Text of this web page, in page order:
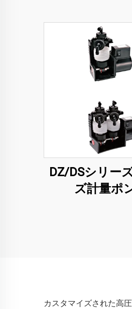
DZ/DSシリー
ズ計量ポ
カスタマイズされた高